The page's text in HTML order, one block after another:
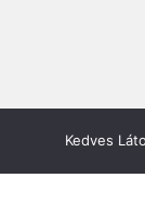
Kedves